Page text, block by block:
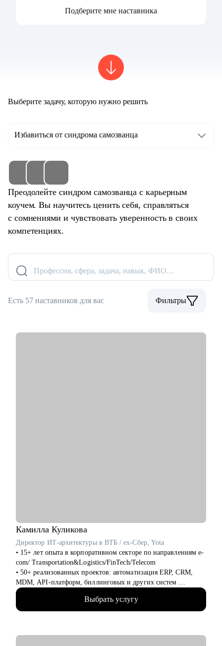
Подберите мне наставника
Выберите задачу, которую нужно решить
Избавиться от синдрома самозванца
Преодолейте синдром самозванца с карьерным
коучем. Вы научитесь ценить себя, справляться
с сомнениями и чувствовать уверенность в своих
компетенциях.
Профессия, сфера, задача, навык, ФИО…
Есть 57 наставников для вас Фильтры
Камилла Куликова
Директор ИТ-архитектуры в ВТБ / ex-Cбер, Yota
• 15+ лет опыта в корпоративном секторе по направлениям e-
com/ Transportation&Logistics/FinTech/Telecom
• 50+ реализованных проектов: автоматизация ERP, CRM,
MDM, API-платформ, биллинговых и других систем
• 100+ часов аудита B2B: реальная практика и понимание
работающих решений
• 500+ собеседований проведенных для того, чтобы собрать
Выбрать услугу